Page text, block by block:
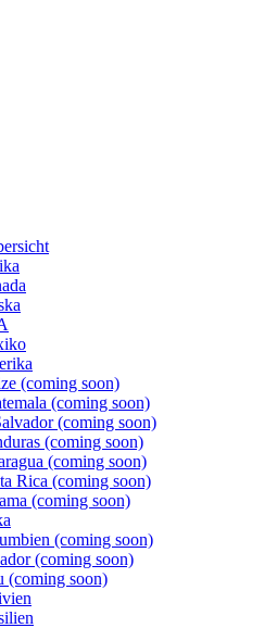
(coming soon)
(coming soon)
(coming soon)
(coming soon)
(coming soon)
Rica (coming soon)
(coming soon)
(coming soon)
(coming soon)
(coming soon)